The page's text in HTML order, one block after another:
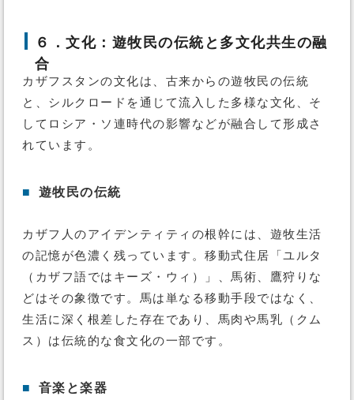
６．文化：遊牧民の伝統と多文化共生の融
合
カザフスタンの文化は、古来からの遊牧民の伝統
と、シルクロードを通じて流入した多様な文化、そ
してロシア・ソ連時代の影響などが融合して形成さ
れています。
■ 遊牧民の伝統
カザフ人のアイデンティティの根幹には、遊牧生活
の記憶が色濃く残っています。移動式住居「ユルタ
（カザフ語ではキーズ・ウィ）」、馬術、鷹狩りな
どはその象徴です。馬は単なる移動手段ではなく、
生活に深く根差した存在であり、馬肉や馬乳（クム
ス）は伝統的な食文化の一部です。
■ 音楽と楽器